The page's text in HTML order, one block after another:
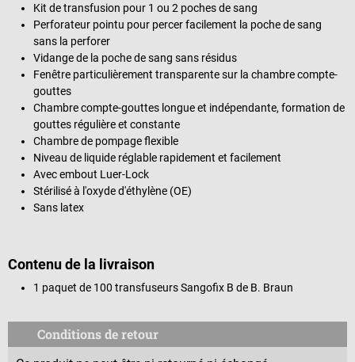
Kit de transfusion pour 1 ou 2 poches de sang
Perforateur pointu pour percer facilement la poche de sang
sans la perforer
Vidange de la poche de sang sans résidus
Fenêtre particulièrement transparente sur la chambre compte-
gouttes
Chambre compte-gouttes longue et indépendante, formation de
gouttes régulière et constante
Chambre de pompage flexible
Niveau de liquide réglable rapidement et facilement
Avec embout Luer-Lock
Stérilisé à l'oxyde d'éthylène (OE)
Sans latex
Contenu de la livraison
1 paquet de 100 transfuseurs Sangofix B de B. Braun
Conditions de retour